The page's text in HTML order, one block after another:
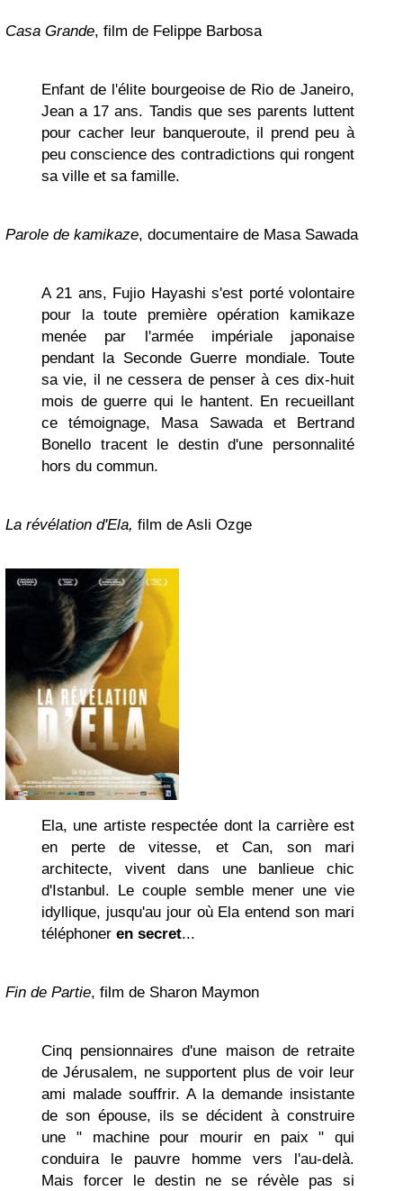
Casa Grande, film de Felippe Barbosa
Enfant de l'élite bourgeoise de Rio de Janeiro,
Jean a 17 ans. Tandis que ses parents luttent
pour cacher leur banqueroute, il prend peu à
peu conscience des contradictions qui rongent
sa ville et sa famille.
Parole de kamikaze, documentaire de Masa Sawada
A 21 ans, Fujio Hayashi s'est porté volontaire
pour la toute première opération kamikaze
menée par l'armée impériale japonaise
pendant la Seconde Guerre mondiale. Toute
sa vie, il ne cessera de penser à ces dix-huit
mois de guerre qui le hantent. En recueillant
ce témoignage, Masa Sawada et Bertrand
Bonello tracent le destin d'une personnalité
hors du commun.
La révélation d'Ela, film de Asli Ozge
Ela, une artiste respectée dont la carrière est
en perte de vitesse, et Can, son mari
architecte, vivent dans une banlieue chic
d'Istanbul. Le couple semble mener une vie
idyllique, jusqu'au jour où Ela entend son mari
téléphoner en secret...
Fin de Partie, film de Sharon Maymon
Cinq pensionnaires d'une maison de retraite
de Jérusalem, ne supportent plus de voir leur
ami malade souffrir. A la demande insistante
de son épouse, ils se décident à construire
une " machine pour mourir en paix " qui
conduira le pauvre homme vers l'au-delà.
Mais forcer le destin ne se révèle pas si